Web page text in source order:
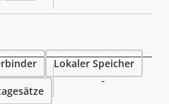
Eigentumswert
-
Lokaler Speicher